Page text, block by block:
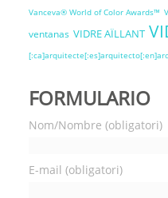
Vanceva® World of Color Awards™
ventanas VIDRE AÏLLANT
FORMULARIO
Nom/Nombre (obligatori)
E-mail (obligatori)